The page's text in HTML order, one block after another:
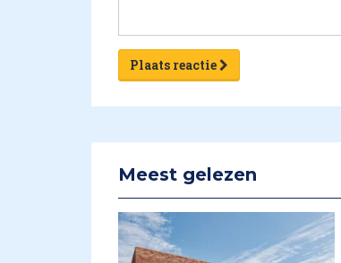
Plaats reactie
Meest gelezen